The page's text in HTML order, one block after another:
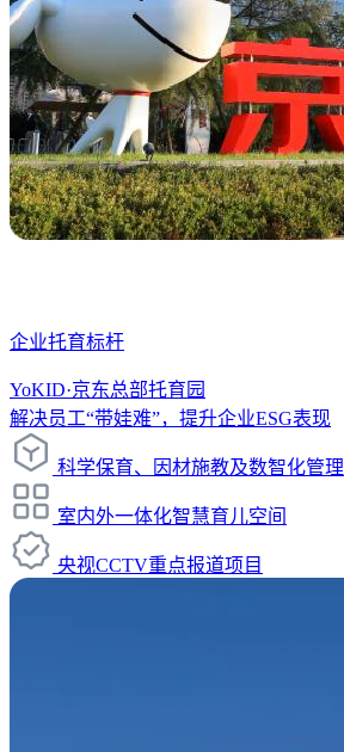
企业托育标杆
YoKID·京东总部托育园
解决员工“带娃难”，提升企业ESG表现
科学保育、因材施教及数智化管理
室内外一体化智慧育儿空间
央视CCTV重点报道项目